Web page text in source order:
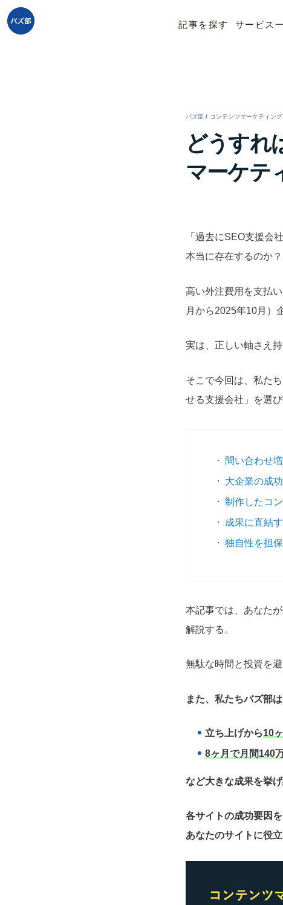
記事を探す サービス
バズ部 / コンテンツマーケティング
どうすれ
マーケテ
「過去にSEO支援会
本当に存在するのか？
高い外注費用を支払
月から2025年10月）
実は、正しい軸さえ
そこで今回は、私た
せる支援会社」を選
問い合わせ
大企業の成
制作したコ
成果に直結
独自性を担
本記事では、あなた
解説する。
無駄な時間と投資を
また、私たちバズ部
立ち上げから10
8ヶ月で月間140
など大きな成果を挙げ
各サイトの成功要因
あなたのサイトに役